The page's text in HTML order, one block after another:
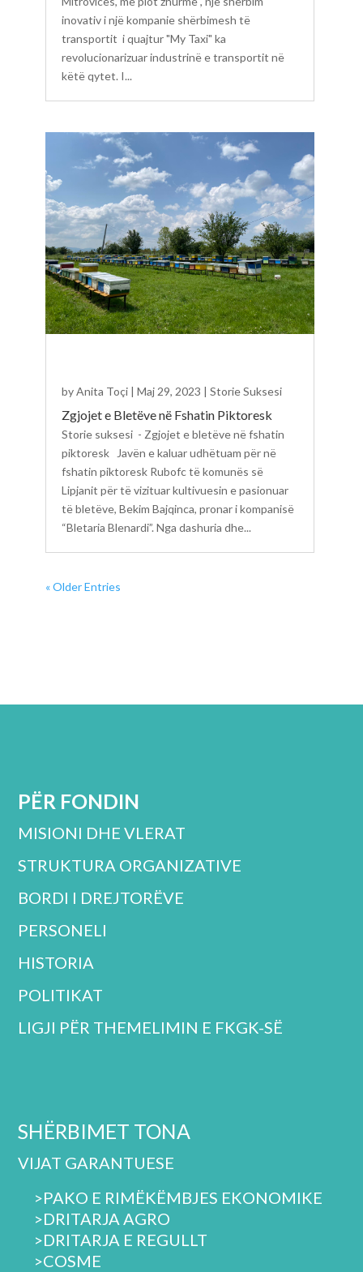
inovativ i një kompanie shërbimesh të
transportit i quajtur "My Taxi" ka
revolucionarizuar industrinë e transportit në
këtë qytet. I...
Zgjojet e Bletëve në Fshatin Piktoresk
byAnita Toçi| Maj 29, 2023 Storie Suksesi
Storie suksesi - Zgjojet e bletëve në fshatin
piktoresk Javën e kaluar udhëtuam për në
fshatin piktoresk Rubofc të komunës së
Lipjanit për të vizituar kultivuesin e pasionuar
të bletëve, Bekim Bajqinca, pronar i kompanisë
“Bletaria Blenardi”. Nga dashuria dhe...
« Older Entries
PËR FONDIN
MISIONI DHE VLERAT
STRUKTURA ORGANIZATIVE
BORDI I DREJTORËVE
PERSONELI
HISTORIA
POLITIKAT
LIGJI PËR THEMELIMIN E FKGK-SË
SHËRBIMET TONA
VIJAT GARANTUESE
>PAKO E RIMËKËMBJES EKONOMIKE
>DRITARJA AGRO
>DRITARJA E REGULLT
>COSME